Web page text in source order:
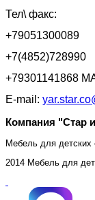
Тел\ факс:
+79051300089
+7(4852)728990
+79301141868
E-mail:
Компания "Стар
Мебель для детских
2014 Мебель для